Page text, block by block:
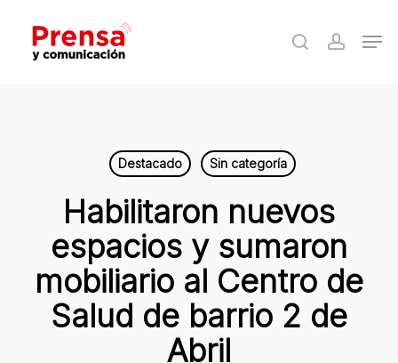
main
search
Destacado Sin categoría
Habilitaron nuevos
espacios y sumaron
mobiliario al Centro de
Salud de barrio 2 de
Abril